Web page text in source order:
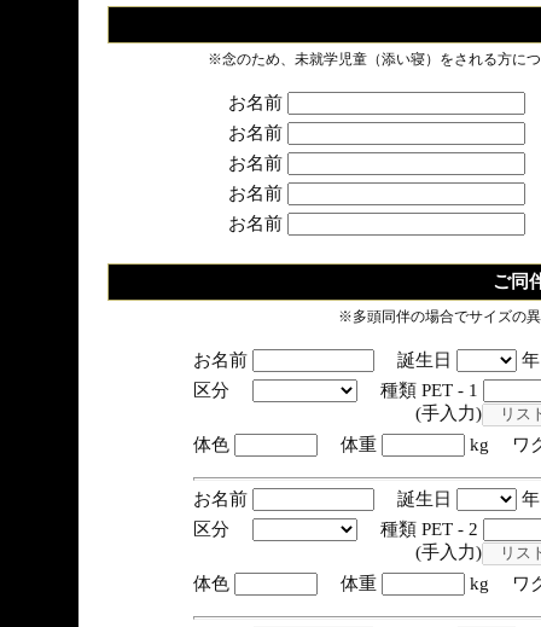
※念のため、未就学児童（添い寝）をされる方に
お名前
お名前
お名前
お名前
お名前
ご同
※多頭同伴の場合でサイズの
お名前 誕生日
区分
種類 PET - 1
(手入力)
体色
体重 kg ワ
お名前 誕生日
区分
種類 PET - 2
(手入力)
体色
体重 kg ワ